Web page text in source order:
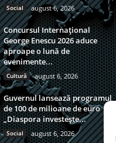
Social august 6, 2026
Concursul Internațional
George Enescu 2026 aduce
aproape o lună de
evenimente...
Cultură august 6, 2026
Guvernul lansează programul
de 100 de milioane de euro
„Diaspora investește...
Social august 6, 2026